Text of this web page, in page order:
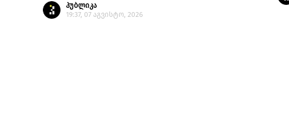
პუბლიკა
19:37, 07 აგვისტო, 2026